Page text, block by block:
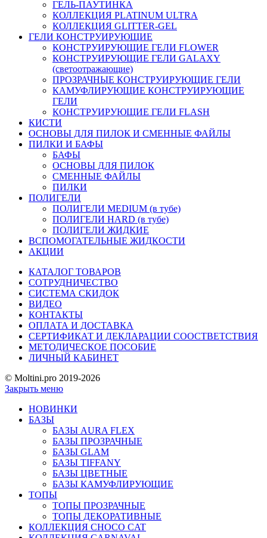
ГЕЛЬ-ПАУТИНКА
КОЛЛЕКЦИЯ PLATINUM ULTRA
КОЛЛЕКЦИЯ GLITTER-GEL
ГЕЛИ КОНСТРУИРУЮЩИЕ
КОНСТРУИРУЮЩИЕ ГЕЛИ FLOWER
КОНСТРУИРУЮЩИЕ ГЕЛИ GALAXY
(светоотражающие)
ПРОЗРАЧНЫЕ КОНСТРУИРУЮЩИЕ ГЕЛИ
КАМУФЛИРУЮЩИЕ КОНСТРУИРУЮЩИЕ
ГЕЛИ
КОНСТРУИРУЮЩИЕ ГЕЛИ FLASH
КИСТИ
ОСНОВЫ ДЛЯ ПИЛОК И СМЕННЫЕ ФАЙЛЫ
ПИЛКИ И БАФЫ
БАФЫ
ОСНОВЫ ДЛЯ ПИЛОК
СМЕННЫЕ ФАЙЛЫ
ПИЛКИ
ПОЛИГЕЛИ
ПОЛИГЕЛИ MEDIUM (в тубе)
ПОЛИГЕЛИ HARD (в тубе)
ПОЛИГЕЛИ ЖИДКИЕ
ВСПОМОГАТЕЛЬНЫЕ ЖИДКОСТИ
АКЦИИ
КАТАЛОГ ТОВАРОВ
СОТРУДНИЧЕСТВО
СИСТЕМА СКИДОК
ВИДЕО
КОНТАКТЫ
ОПЛАТА И ДОСТАВКА
СЕРТИФИКАТ И ДЕКЛАРАЦИИ СООСТВЕТСТВИЯ
МЕТОДИЧЕСКОЕ ПОСОБИЕ
ЛИЧНЫЙ КАБИНЕТ
© Moltini.pro 2019-2026
Закрыть меню
НОВИНКИ
БАЗЫ
БАЗЫ AURA FLEX
БАЗЫ ПРОЗРАЧНЫЕ
БАЗЫ GLAM
БАЗЫ TIFFANY
БАЗЫ ЦВЕТНЫЕ
БАЗЫ КАМУФЛИРУЮЩИЕ
ТОПЫ
ТОПЫ ПРОЗРАЧНЫЕ
ТОПЫ ДЕКОРАТИВНЫЕ
КОЛЛЕКЦИЯ CHOCO CAT